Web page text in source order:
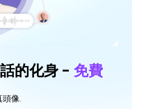
的化身 - 免費
像.